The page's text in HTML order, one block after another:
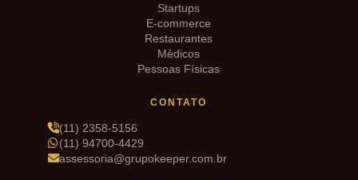
Startups
E-commerce
Restaurantes
Médicos
Pessoas Físicas
CONTATO
(11) 2358-5156
(11) 94700-4429
assessoria@grupokeeper.com.br